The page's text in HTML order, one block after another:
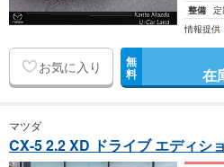
整備
情報提供
お気に入り 無
料 在
マツダ
CX-5 2.2 XD ドライブ エディシ